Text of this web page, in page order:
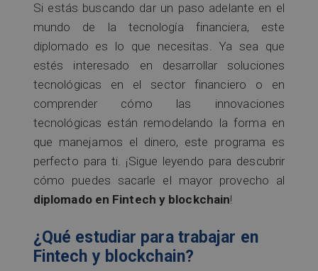
Si estás buscando dar un paso adelante en el
mundo de la tecnología financiera, este
diplomado es lo que necesitas. Ya sea que
estés interesado en desarrollar soluciones
tecnológicas en el sector financiero o en
comprender cómo las innovaciones
tecnológicas están remodelando la forma en
que manejamos el dinero, este programa es
perfecto para ti. ¡Sigue leyendo para descubrir
cómo puedes sacarle el mayor provecho al
diplomado en Fintech y blockchain!
¿Qué estudiar para trabajar en
Fintech y blockchain?